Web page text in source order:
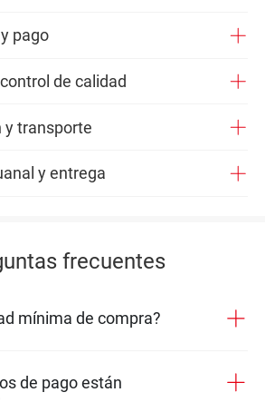
pago
de calidad
y transporte
y entrega
frecuentes
mínima de compra?
de pago están